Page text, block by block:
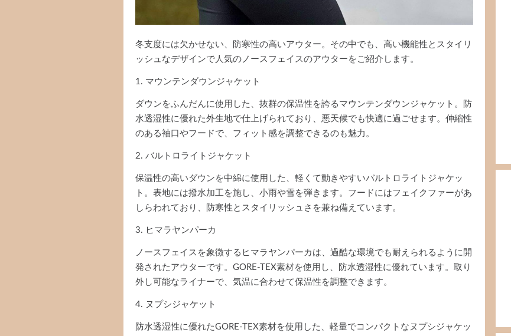
冬支度には欠かせない、防寒性の高いアウター。その中でも、高い機能性とスタイリ
ッシュなデザインで人気のノースフェイスのアウターをご紹介します。
1. マウンテンダウンジャケット
ダウンをふんだんに使用した、抜群の保温性を誇るマウンテンダウンジャケット。防
水透湿性に優れた外生地で仕上げられており、悪天候でも快適に過ごせます。伸縮性
のある袖口やフードで、フィット感を調整できるのも魅力。
2. バルトロライトジャケット
保温性の高いダウンを中綿に使用した、軽くて動きやすいバルトロライトジャケッ
ト。表地には撥水加工を施し、小雨や雪を弾きます。フードにはフェイクファーがあ
しらわれており、防寒性とスタイリッシュさを兼ね備えています。
3. ヒマラヤンパーカ
ノースフェイスを象徴するヒマラヤンパーカは、過酷な環境でも耐えられるように開
発されたアウターです。GORE-TEX素材を使用し、防水透湿性に優れています。取り
外し可能なライナーで、気温に合わせて保温性を調整できます。
4. ヌプシジャケット
防水透湿性に優れたGORE-TEX素材を使用した、軽量でコンパクトなヌプシジャケッ